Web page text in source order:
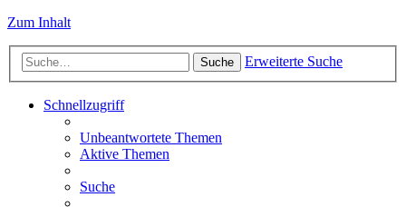
Zum Inhalt
Suche Erweiterte Suche
Schnellzugriff
Unbeantwortete Themen
Aktive Themen
Suche